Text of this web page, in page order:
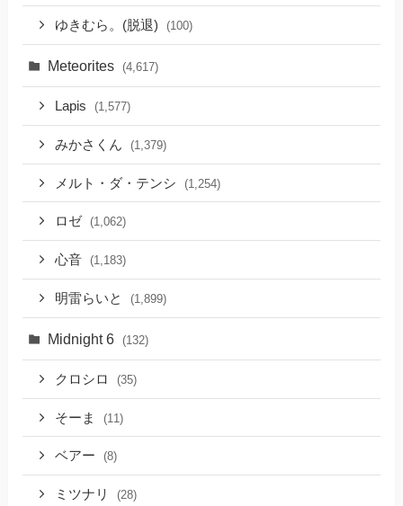
ゆきむら。(脱退) (100)
Meteorites (4,617)
Lapis (1,577)
みかさくん (1,379)
メルト・ダ・テンシ (1,254)
ロゼ (1,062)
心音 (1,183)
明雷らいと (1,899)
Midnight 6 (132)
クロシロ (35)
そーま (11)
ベアー (8)
ミツナリ (28)